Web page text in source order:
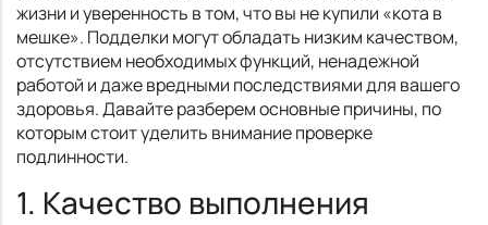
жизни и уверенность в том, что вы не купили «кота в
мешке». Подделки могут обладать низким качеством,
отсутствием необходимых функций, ненадежной
работой и даже вредными последствиями для вашего
здоровья. Давайте разберем основные причины, по
которым стоит уделить внимание проверке
подлинности.
1. Качество выполнения